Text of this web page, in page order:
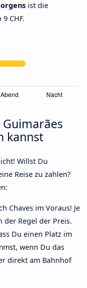
ist die
CHF.
kannst
Willst Du
Reise zu zahlen?
Chaves im Voraus! Je
Regel der Preis.
Du einen Platz im
wenn Du das
direkt am Bahnhof